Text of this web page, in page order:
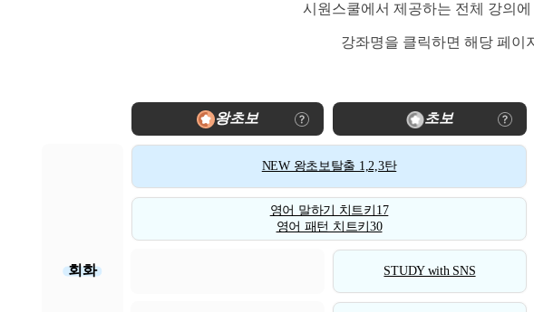
시원스쿨에서 제공하는 전체 강의
강좌명을 클릭하면 해당 페이
왕초보 초보
회화
NEW 왕초보탈출 1,2,3탄
영어 말하기 치트키17
영어 패턴 치트키30
STUDY with SNS